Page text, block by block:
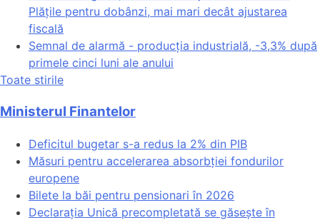
Plățile pentru dobânzi, mai mari decât ajustarea
fiscală
Semnal de alarmă - producția industrială, -3,3% după
primele cinci luni ale anului
Toate stirile
Ministerul Finantelor
Deficitul bugetar s-a redus la 2% din PIB
Măsuri pentru accelerarea absorbției fondurilor
europene
Bilete la băi pentru pensionari în 2026
Declarația Unică precompletată se găsește în